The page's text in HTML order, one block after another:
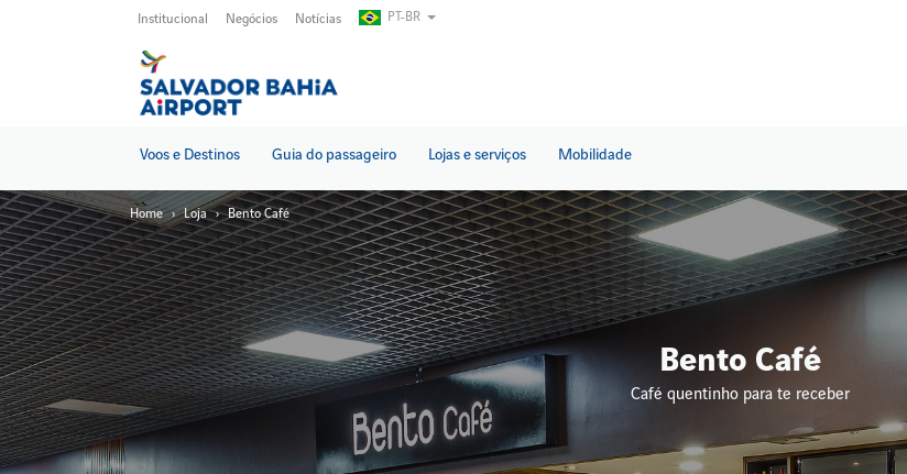
Institucional Negócios Notícias PT-BR
Voos e Destinos Guia do passageiro Lojas e serviços Mobilidade
Home Loja Bento Café
Bento Café
Café quentinho para te receber